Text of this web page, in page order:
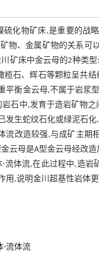
化物矿床,是重要的战
物、金属矿物的关系
矿床中金云母的2种类
石、辉石等颗粒呈共
衡金云母,不属于岩浆
石中,发育于造岩矿物
生蛇纹石化或绿泥石
改造较强,与成矿主
云母是A型金云母经改
体流,在此过程中,造
,说明金川超基性岩体
-流体流